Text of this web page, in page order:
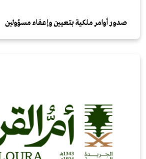
صدور أوامر ملكية بتعيين وإعفاء مسؤولين